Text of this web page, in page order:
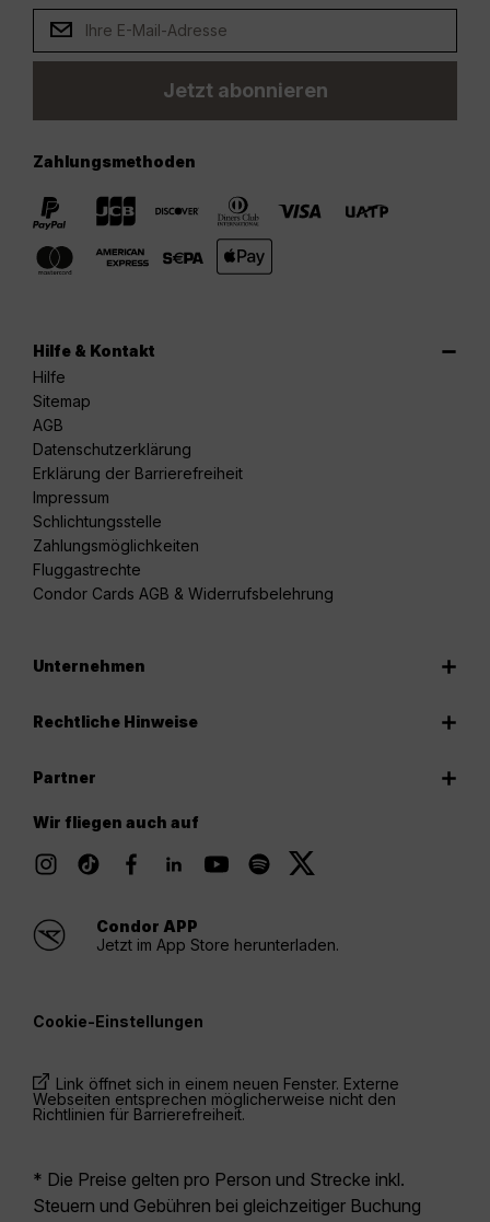
Jetzt abonnieren
Zahlungsmethoden
Hilfe & Kontakt
Hilfe
Sitemap
AGB
Datenschutzerklärung
Erklärung der Barrierefreiheit
Impressum
Schlichtungsstelle
Zahlungsmöglichkeiten
Fluggastrechte
Condor Cards AGB & Widerrufsbelehrung
Unternehmen
Rechtliche Hinweise
Partner
Wir fliegen auch auf
Condor APP
Jetzt im App Store herunterladen.
Cookie-Einstellungen
Link öffnet sich in einem neuen Fenster. Externe
Webseiten entsprechen möglicherweise nicht den
Richtlinien für Barrierefreiheit.
* Die Preise gelten pro Person und Strecke inkl.
Steuern und Gebühren bei gleichzeitiger Buchung